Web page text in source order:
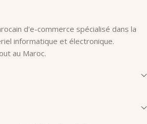
d'e-commerce spécialisé dans la
informatique et électronique.
au Maroc.